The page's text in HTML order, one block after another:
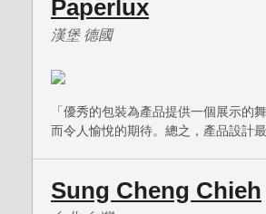
Paperlux
漢堡 德國
「優秀的包裝為產品提供一個展示的
而令人愉悅的期待。總之，產品設計
Sung Cheng Chieh